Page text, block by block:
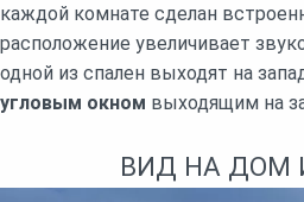
каждой комнате сделан
расположение увеличивает
одной из спален выходят на
угловым окном выходящим на
ВИД НА ДОМ